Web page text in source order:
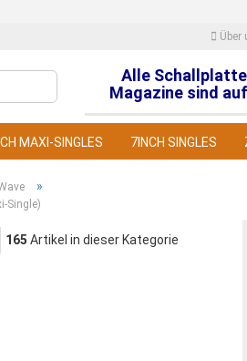
Über
Sprache auswählen
Passwort
Alle
Magazine sind
MAXI-SINGLES 7INCH SINGLES
»
Single)
165 Artikel in dieser Kategorie